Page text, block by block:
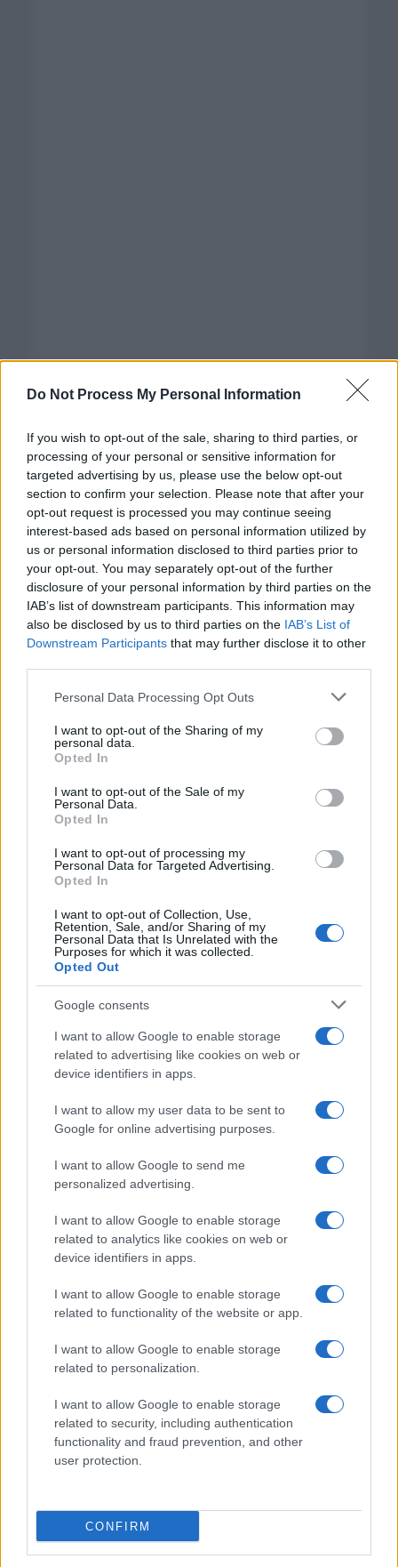
Do Not Process My Personal Information
If you wish to opt-out of the sale, sharing to third parties, or
processing of your personal or sensitive information for
targeted advertising by us, please use the below opt-out
section to confirm your selection. Please note that after your
opt-out request is processed you may continue seeing
interest-based ads based on personal information utilized by
us or personal information disclosed to third parties prior to
your opt-out. You may separately opt-out of the further
disclosure of your personal information by third parties on the
IAB’s list of downstream participants. This information may
also be disclosed by us to third parties on the IAB’s List of
Downstream Participants that may further disclose it to other
Please note that this website/app uses one or more Google
not limited to your visit or usage behaviour. You may click to
grant or deny consent to Google and its third-party tags to
use your data for below specified purposes in below Google
consent section.
Personal Data Processing Opt Outs
I want to opt-out of the Sharing of my
personal data.
Opted In
I want to opt-out of the Sale of my
Personal Data.
Opted In
I want to opt-out of processing my
Personal Data for Targeted Advertising.
Opted In
I want to opt-out of Collection, Use,
Retention, Sale, and/or Sharing of my
Personal Data that Is Unrelated with the
Purposes for which it was collected.
Opted Out
Google consents
I want to allow Google to enable storage
related to advertising like cookies on web or
device identifiers in apps.
I want to allow my user data to be sent to
Google for online advertising purposes.
I want to allow Google to send me
personalized advertising.
I want to allow Google to enable storage
related to analytics like cookies on web or
device identifiers in apps.
I want to allow Google to enable storage
related to functionality of the website or app.
I want to allow Google to enable storage
related to personalization.
I want to allow Google to enable storage
related to security, including authentication
functionality and fraud prevention, and other
user protection.
CONFIRM
Categorías
CLÁSICAS
CRÓNICAS
CURIOSIDADES
ESTADÍSTICAS
GIRO DE ITALIA
GRANDES VUELTAS
NOTICIAS
PREVIAS
TOUR DE FRANCIA
Uncategorized
VUELTA A ESPAÑA
Sitios recomendados
Resultados de ciclismo en vivo
Copyright © 2021. MetaCiclismo.